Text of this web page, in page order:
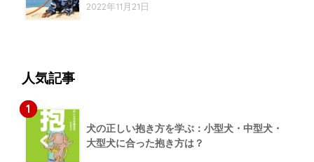
2022年11月21日
人気記事
1
犬の正しい抱き方を学ぶ：小型犬・中型犬・
大型犬に合った抱き方は？